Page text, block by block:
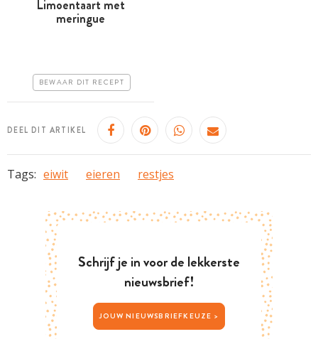
Meer dan 1 uur
Makkelijk
Limoentaart met
meringue
BEWAAR DIT RECEPT
DEEL DIT ARTIKEL
Tags: eiwit eieren restjes
Schrijf je in voor de lekkerste
nieuwsbrief!
JOUW NIEUWSBRIEFKEUZE >